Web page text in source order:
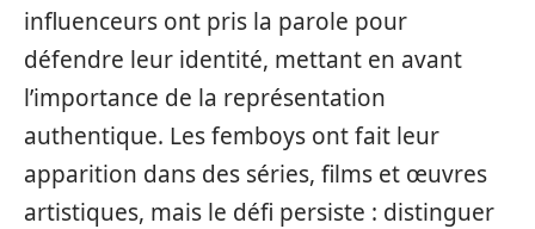
influenceurs ont pris la parole pour
défendre leur identité, mettant en avant
l’importance de la représentation
authentique. Les femboys ont fait leur
apparition dans des séries, films et œuvres
artistiques, mais le défi persiste : distinguer